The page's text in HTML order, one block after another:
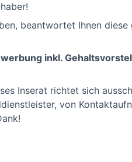
beantwortet Ihnen diese
inkl.
Inserat richtet sich
von